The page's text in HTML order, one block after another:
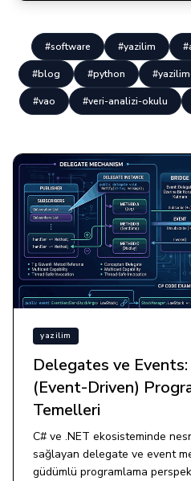
#software #yazilim
#blog #python
#vao #veri-analizi-okulu
yazilim
Delegates ve
(Event-Driven)
Temelleri
C# ve .NET ekosisteminde
sağlayan delegate ve event
güdümlü programlama